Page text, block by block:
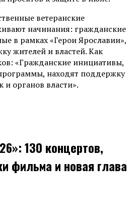
ветеранские
начинания: гражданские
в рамках «Герои Ярославии»,
жителей и властей. Как
«Гражданские инициативы,
находят поддержку
и органов власти».
130 концертов,
фильма и новая глава